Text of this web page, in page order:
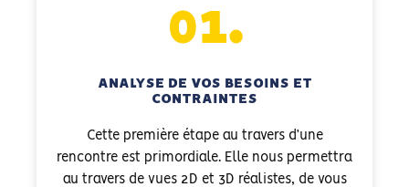
01.
ANALYSE DE VOS BESOINS ET
CONTRAINTES
Cette première étape au travers d’une
rencontre est primordiale. Elle nous permettra
au travers de vues 2D et 3D réalistes, de vous